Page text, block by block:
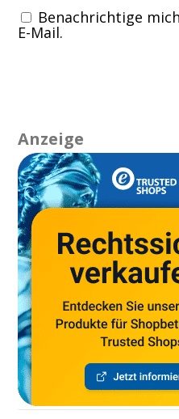
Benachrichtige
E-Mail.
Anzeige